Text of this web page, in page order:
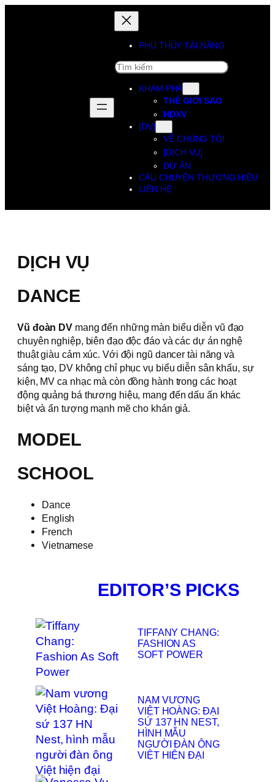
PHÙ THỦY TÀI NĂNG
SEARCH
KHÁM PHÁ
THẾ GIỚI SAO
HDXV
[DV]
VỀ CHÚNG TÔI
[DỊCH VỤ]
DỰ ÁN
CÂU CHUYỆN THƯƠNG HIỆU
LIÊN HỆ
DỊCH VỤ
DANCE
Vũ đoàn DV mang đến những màn biểu diễn vũ đạo
chuyên nghiệp, biên đạo độc đáo và các dự án nghệ
thuật giàu cảm xúc. Với đội ngũ dancer tài năng và
sáng tạo, DV không chỉ phục vụ biểu diễn sân khấu, sự
kiện, MV ca nhạc mà còn đồng hành trong các hoạt
động quảng bá thương hiệu, mang đến dấu ấn khác
biệt và ấn tượng mạnh mẽ cho khán giả.
MODEL
SCHOOL
Dance
English
French
Vietnamese
EDITOR’S PICKS
TIFFANY CHANG:
FASHION AS
SOFT POWER
NAM VƯƠNG
VIỆT HOÀNG: ĐẠI
SỨ 137 HN NEST,
HÌNH MẪU
NGƯỜI ĐÀN ÔNG
VIỆT HIỆN ĐẠI